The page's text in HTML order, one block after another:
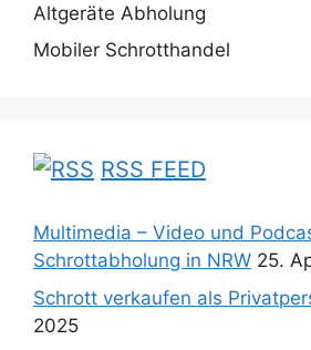
Altgeräte Abholung
Mobiler Schrotthandel
RSS FEED
Multimedia – Video und
Schrottabholung in NRW 25.
Schrott verkaufen als
2025